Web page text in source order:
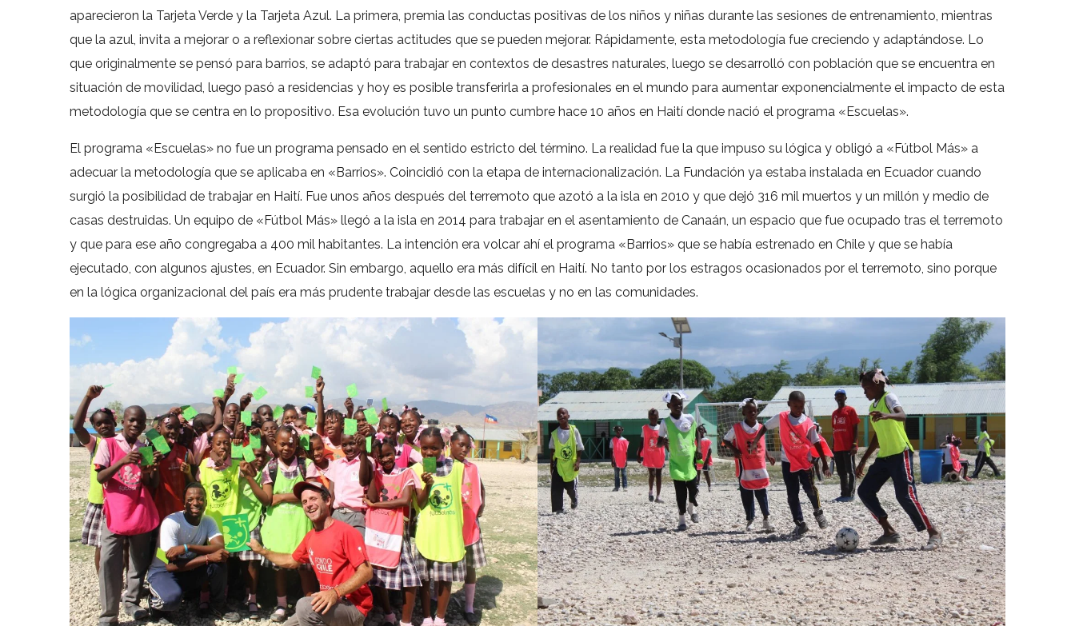
aparecieron la Tarjeta Verde y la Tarjeta Azul. La primera, premia las conductas positivas de los niños y niñas durante las sesiones de entrenamiento, mientras
que la azul, invita a mejorar o a reflexionar sobre ciertas actitudes que se pueden mejorar. Rápidamente, esta metodología fue creciendo y adaptándose. Lo
que originalmente se pensó para barrios, se adaptó para trabajar en contextos de desastres naturales, luego se desarrolló con población que se encuentra en
situación de movilidad, luego pasó a residencias y hoy es posible transferirla a profesionales en el mundo para aumentar exponencialmente el impacto de esta
metodología que se centra en lo propositivo. Esa evolución tuvo un punto cumbre hace 10 años en Haití donde nació el programa «Escuelas».
El programa «Escuelas» no fue un programa pensado en el sentido estricto del término. La realidad fue la que impuso su lógica y obligó a «Fútbol Más» a
adecuar la metodología que se aplicaba en «Barrios». Coincidió con la etapa de internacionalización. La Fundación ya estaba instalada en Ecuador cuando
surgió la posibilidad de trabajar en Haití. Fue unos años después del terremoto que azotó a la isla en 2010 y que dejó 316 mil muertos y un millón y medio de
casas destruidas. Un equipo de «Fútbol Más» llegó a la isla en 2014 para trabajar en el asentamiento de Canaán, un espacio que fue ocupado tras el terremoto
y que para ese año congregaba a 400 mil habitantes. La intención era volcar ahí el programa «Barrios» que se había estrenado en Chile y que se había
ejecutado, con algunos ajustes, en Ecuador. Sin embargo, aquello era más difícil en Haití. No tanto por los estragos ocasionados por el terremoto, sino porque
en la lógica organizacional del país era más prudente trabajar desde las escuelas y no en las comunidades.